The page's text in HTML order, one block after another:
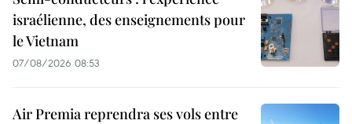
israélienne, des enseignements pour
le Vietnam
07/08/2026 08:53
Air Premia reprendra ses vols entre